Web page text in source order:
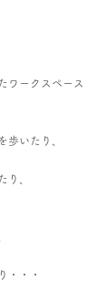
ワークスペース
歩いたり、
り、
・・・